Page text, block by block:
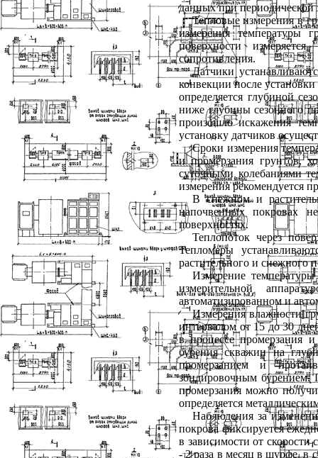
данных при периодической
Тепловые измерения в
измерения температуры
поверхности
сопротивления.
Датчики
конвекции после
определяется глубиной
ниже глубины сезонного
произошло искажения
установку датчиков
Сроки измерения
и промерзания грунтов,
суточными колебаниями
измерения рекомендуется
В снежном и
напочвенных покровах
поверхностях.
Теплопоток через
Тепломеры
растительного и снежного
Измерение
измерительной
автоматизированном и
Измерения влажности
интервалом от 15 до 30
в процессе промерзания
бурения скважин на
промерзанием и
зондировочным бурением.
промерзания можно
определяется
Наблюдения за
покрова фиксируется
в зависимости от скорости
- 2 раза в месяц в шурфе, в